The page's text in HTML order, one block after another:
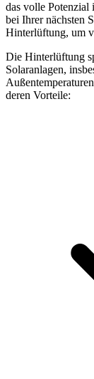
das volle Potenzial
bei Ihrer nächsten
Hinterlüftung, um
Die Hinterlüftung
Solaranlagen,
deren Vorteile: